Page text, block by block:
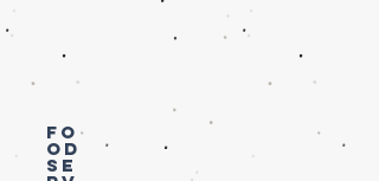
FO
OD
SE